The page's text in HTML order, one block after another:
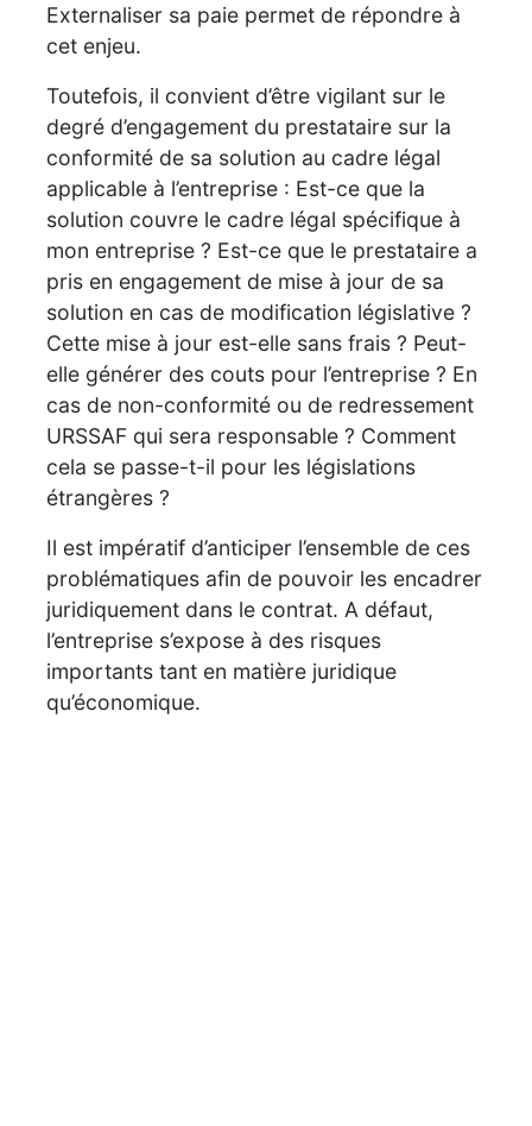
Externaliser sa paie permet de répondre à
cet enjeu.
Toutefois, il convient d’être vigilant sur le
degré d’engagement du prestataire sur la
conformité de sa solution au cadre légal
applicable à l’entreprise : Est-ce que la
solution couvre le cadre légal spécifique à
mon entreprise ? Est-ce que le prestataire a
pris en engagement de mise à jour de sa
solution en cas de modification législative ?
Cette mise à jour est-elle sans frais ? Peut-
elle générer des couts pour l’entreprise ? En
cas de non-conformité ou de redressement
URSSAF qui sera responsable ? Comment
cela se passe-t-il pour les législations
étrangères ?
Il est impératif d’anticiper l’ensemble de ces
problématiques afin de pouvoir les encadrer
juridiquement dans le contrat. A défaut,
l’entreprise s’expose à des risques
importants tant en matière juridique
qu’économique.